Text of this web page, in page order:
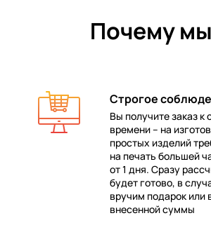
Почему
Строгое
Вы получите заказ к
времени – на
простых изделий
на печать большей
от 1 дня. Сразу
будет готово, в
вручим подарок или
внесенной суммы